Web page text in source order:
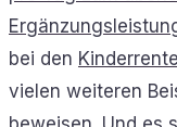
bei den
vielen weiteren